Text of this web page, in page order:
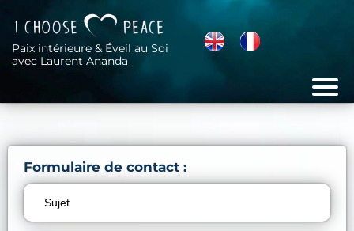
Paix intérieure & Éveil au Soi
avec Laurent Ananda
Formulaire de contact :